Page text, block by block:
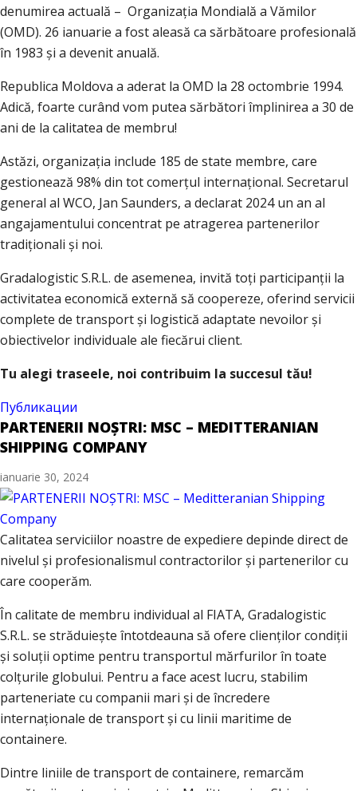
denumirea actuală – Organizația Mondială a Vămilor
(OMD). 26 ianuarie a fost aleasă ca sărbătoare profesională
în 1983 și a devenit anuală.
Republica Moldova a aderat la OMD la 28 octombrie 1994.
Adică, foarte curând vom putea sărbători împlinirea a 30 de
ani de la calitatea de membru!
Astăzi, organizația include 185 de state membre, care
gestionează 98% din tot comerțul internațional. Secretarul
general al WCO, Jan Saunders, a declarat 2024 un an al
angajamentului concentrat pe atragerea partenerilor
tradiționali și noi.
Gradalogistic S.R.L. de asemenea, invită toți participanții la
activitatea economică externă să coopereze, oferind servicii
complete de transport și logistică adaptate nevoilor și
obiectivelor individuale ale fiecărui client.
Tu alegi traseele, noi contribuim la succesul tău!
Публикации
PARTENERII NOȘTRI: MSC – MEDITTERANIAN
SHIPPING COMPANY
ianuarie 30, 2024
Calitatea serviciilor noastre de expediere depinde direct de
nivelul și profesionalismul contractorilor și partenerilor cu
care cooperăm.
În calitate de membru individual al FIATA, Gradalogistic
S.R.L. se străduiește întotdeauna să ofere clienților condiții
și soluții optime pentru transportul mărfurilor în toate
colțurile globului. Pentru a face acest lucru, stabilim
parteneriate cu companii mari și de încredere
internaționale de transport și cu linii maritime de
containere.
Dintre liniile de transport de containere, remarcăm